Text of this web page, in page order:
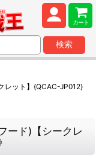
カート
検索
レット】{QCAC-JP012}
ード)【シークレ